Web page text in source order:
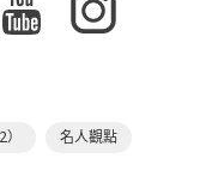
名人觀點